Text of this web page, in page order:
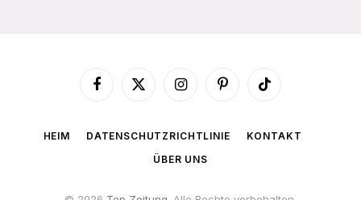
Facebook
X
InstagramPinterestTikTok
HEIM DATENSCHUTZRICHTLINIE
KONTAKT
ÜBER UNS